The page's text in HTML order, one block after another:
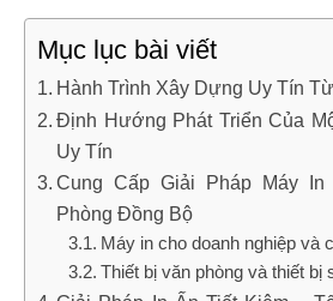
Mục lục bài viết
Hành Trình Xây Dựng Uy Tín
Định Hướng Phát Triển Của
Uy Tín
Cung Cấp Giải Pháp Máy
Phòng Đồng Bộ
Máy in cho doanh nghiệp và
Thiết bị văn phòng và thiết bị